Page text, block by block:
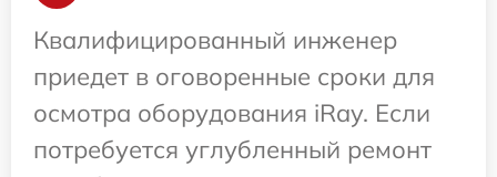
Квалифицированный инженер
приедет в оговоренные сроки для
осмотра оборудования iRay. Если
потребуется углубленный ремонт